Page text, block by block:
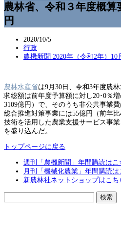
農林省、令和３年度概算
円
2020/10/5
行政
農機新聞 2020年（令和2年）10
農林水産省は9月30日、令和3年度農
求総額は前年度予算額に対し20･0％
3109億円）で、そのうち非公共事業
総合推進対策事業には55億円（前年
技術を活用した農業支援サービス事
を盛り込んだ。
トップページに戻る
週刊「農機新聞」年間購読はこ
月刊「機械化農業」年間購読は
新農林社ネットショップはこち
索: